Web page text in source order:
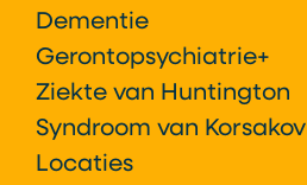
Dementie
Gerontopsychiatrie+
Ziekte van Huntington
Syndroom van Korsakov
Locaties